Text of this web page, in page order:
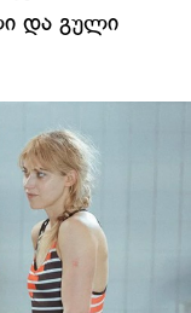
და გული